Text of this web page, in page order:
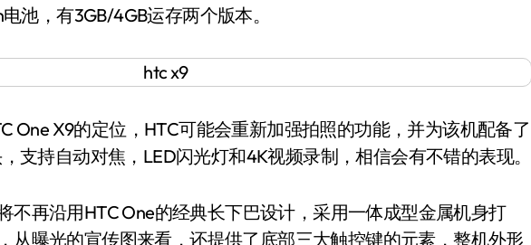
池，有3GB/4GB运存两个版本。
X9的定位，HTC可能会重新加强拍照的功能，并为该机配备了
支持自动对焦，LED闪光灯和4K视频录制，相信会有不错的表现。
再沿用HTC One的经典长下巴设计，采用一体成型金属机身打
从曝光的宣传图来看，还提供了底部三大触控键的元素，整机外形